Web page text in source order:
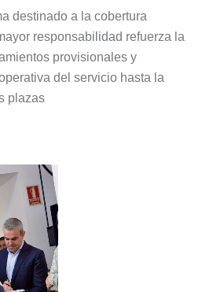
destinado a la cobertura
responsabilidad refuerza la
provisionales y
del servicio hasta la
plazas